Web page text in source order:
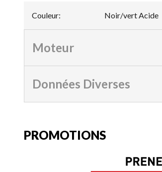
Couleur: Noir/vert Acide
Moteur
Données Diverses
PROMOTIONS